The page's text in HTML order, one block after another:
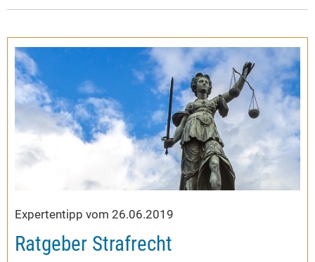
Expertentipp vom 26.06.2019
Ratgeber Strafrecht